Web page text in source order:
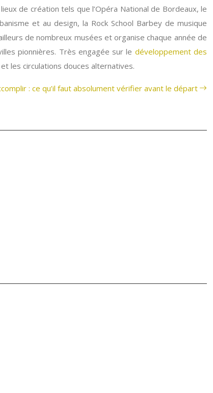
de création tels que l’Opéra National de Bordeaux, le
et au design, la Rock School Barbey de musique
de nombreux musées et organise chaque année de
pionnières. Très engagée sur le développement des
les circulations douces alternatives.
: ce qu’il faut absolument vérifier avant le départ